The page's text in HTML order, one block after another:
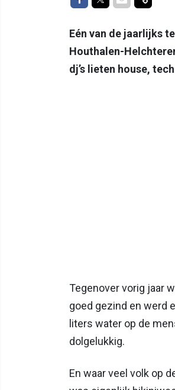
Eén van de jaarlijks
Houthalen-
dj’s lieten house,
Tegenover vorig jaar
goed gezind en werd
liters water op de
dolgelukkig.
En waar veel volk op